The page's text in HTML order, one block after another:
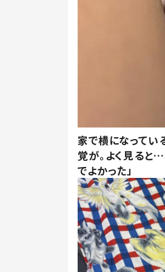
家で横になってい
覚が。よく見ると…
でよかった」